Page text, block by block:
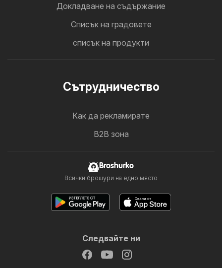
Докладване на съдържание
Cписък на градовете
списък на продукти
Cътрудничество
Как да рекламирате
B2B зона
Broshurko
Всички брошури на едно място
Следвайте ни